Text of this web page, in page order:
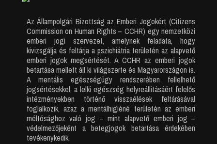
Az Állampolgári Bizottság az Emberi Jogokért (Citizens
Commission on Human Rights – CCHR) egy nemzetközi
emberi jogi szervezet, amelynek feladata, hogy
kivizsgálja és feltárja a pszichiátria területén az alapvető
emberi jogok megsértését. A CCHR az emberi jogok
betartása mellett áll ki világszerte és Magyarországon is.
A mentális egészségügy rendszerében fellelhető
jogsértésekkel, a lelki egészség helyreállításáért felelős
intézményekben történő visszaélések feltárásával
foglalkozik, azaz a mentálhigiéné területén az emberi
méltósághoz való jog – mint alapvető emberi jog –
védelmezőjeként a betegjogok betartása érdekében
tevékenykedik.